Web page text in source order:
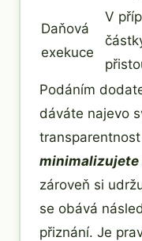
Daňová
exekuce
V
Podáním
dáváte najevo
zároveň si
se obává
přiznání. Je